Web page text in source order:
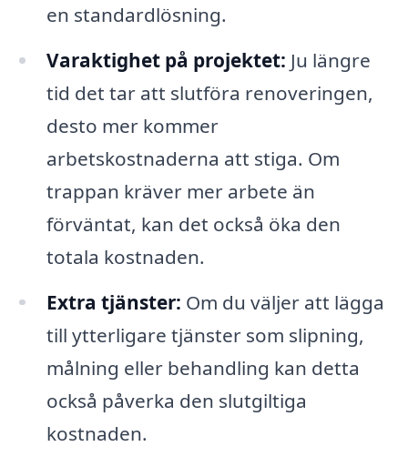
en standardlösning.
Varaktighet på projektet: Ju längre
tid det tar att slutföra renoveringen,
desto mer kommer
arbetskostnaderna att stiga. Om
trappan kräver mer arbete än
förväntat, kan det också öka den
totala kostnaden.
Extra tjänster: Om du väljer att lägga
till ytterligare tjänster som slipning,
målning eller behandling kan detta
också påverka den slutgiltiga
kostnaden.